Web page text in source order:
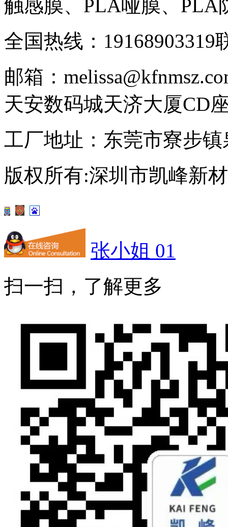
触感膜、PLA哑膜、PLA
全国热线：19168903319
邮箱：
天安数码城天济大厦CD
工厂地址：东莞市寮步
版权所有:深圳市凯峰新
张小姐 01
扫一扫，了解更多